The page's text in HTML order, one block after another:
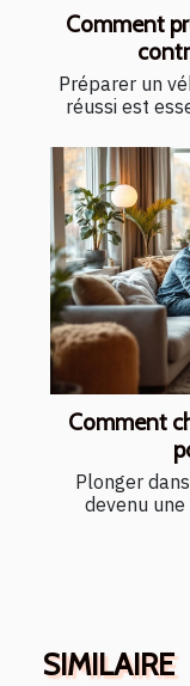
Comment
Préparer un
réussi est
Comment
Plonger
devenu
SIMILAIRE